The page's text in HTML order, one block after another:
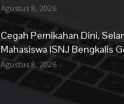
Agustus 8, 2026
Cegah Pernikahan Dini,
Mahasiswa ISNJ Bengkalis
Agustus 8, 2026